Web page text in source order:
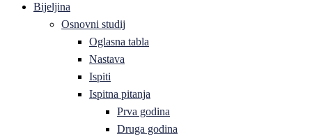
Bijeljina
Osnovni studij
Oglasna tabla
Nastava
Ispiti
Ispitna pitanja
Prva godina
Druga godina